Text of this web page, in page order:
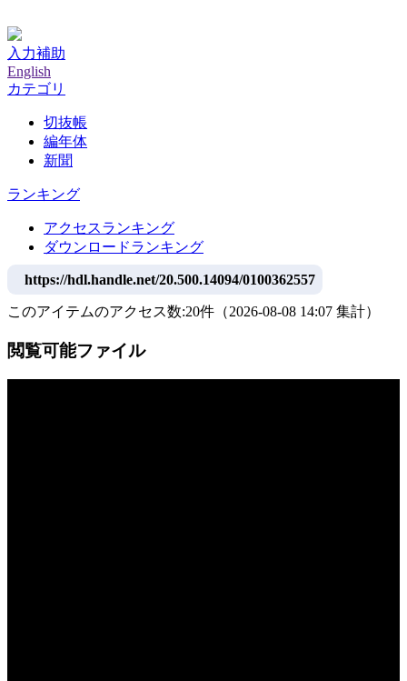
入力補助
English
カテゴリ
切抜帳
編年体
新聞
ランキング
アクセスランキング
ダウンロードランキング
https://hdl.handle.net/20.500.14094/0100362557
このアイテムのアクセス数:20件 （2026-08-08 14:07 集計）
閲覧可能ファイル